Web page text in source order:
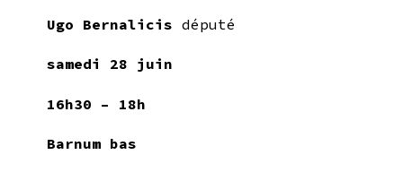
Ugo Bernalicis député
samedi 28 juin
16h30 – 18h
Barnum bas